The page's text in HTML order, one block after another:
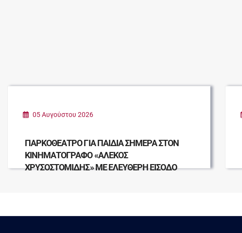
05 Αυγούστου 2026
ΠΑΡΚΟΘΕΑΤΡΟ ΓΙΑ ΠΑΙΔΙΑ ΣΗΜΕΡΑ ΣΤΟΝ
ΚΙΝΗΜΑΤΟΓΡΑΦΟ «ΑΛΕΚΟΣ
ΧΡΥΣΟΣΤΟΜΙΔΗΣ» ΜΕ ΕΛΕΥΘΕΡΗ ΕΙΣΟΔΟ